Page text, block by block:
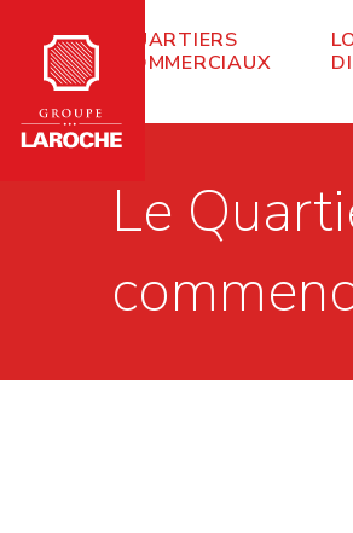
QUARTIERS
COMMERCIAUX
Le